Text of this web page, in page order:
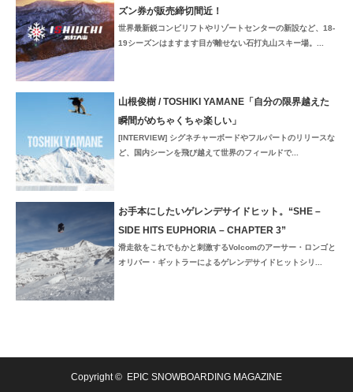
ズン券が販売締切間近！
世界最新鋭コンビリフトやリゾートセンターの新設など、18-
19シーズンはますます目が離せない石打丸山スキー場。...
山根俊樹 / TOSHIKI YAMANE「自分の限界越えた
瞬間がめちゃくちゃ楽しい」
[INTERVIEW] シグネチャーボードやフルパートのリリースな
ど、国内シーンを飛び越えて世界のフィールドで...
お手本にしたいゲレンデサイドヒット。“SHE –
SIDE HITS EUPHORIA – CHAPTER 3”
滑走欲をこれでもかと刺激するVolcomのアーサー・ロンゴと
オリバー・ギットラーによるゲレンデサイドヒットシリ...
Copyright © EPIC SNOWBOARDING MAGAZINE